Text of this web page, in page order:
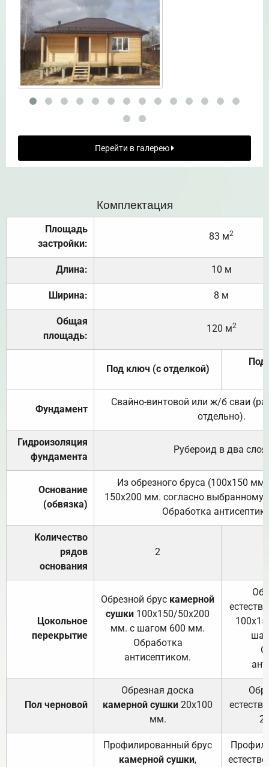
Перейти в галерею
Комплектация
Площадь
застройки:
83 м2
Длина: 10 м
Ширина: 8 м
Общая
площадь:
120 м2
Под ключ (с отделкой)
Под
Фундамент
Свайно-винтовой или ж/б сваи
отдельно).
Гидроизоляция
фундамента
Рубероид в два слоя.
Основание
(обвязка)
Из обрезного бруса (100х150
150х200 мм. согласно выбранному
Обработка
Количество
рядов
основания
2
Цокольное
перекрытие
Обрезной брус камерной
сушки 100х150/50х200
мм. с шагом 600 мм.
Обработка
антисептиком.
Пол черновой
Обрезная доска
камерной сушки 20х100
мм.
Профилированный брус
камерной сушки,